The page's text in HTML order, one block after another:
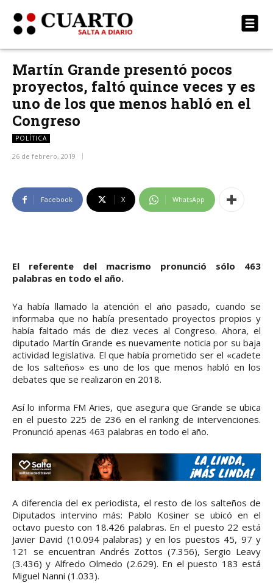
Martín Grande presentó pocos
proyectos, faltó quince veces y es
uno de los que menos habló en el
Congreso
POLÍTICA
26 de febrero, 2019
Facebook X WhatsApp
El referente del macrismo pronunció sólo 463
palabras en todo el año.
Ya había llamado la atención el año pasado, cuando se
informaba que no había presentado proyectos propios y
había faltado más de diez veces al Congreso. Ahora, el
diputado Martín Grande es nuevamente noticia por su baja
actividad legislativa. El que había prometido ser el «cadete
de los salteños» es uno de los que menos habló en los
debates que se realizaron en 2018.
Así lo informa FM Aries, que asegura que Grande se ubica
en el puesto 225 de 236 en el ranking de intervenciones.
Pronunció apenas 463 palabras en todo el año.
A diferencia del ex periodista, el resto de los salteños de
Diputados intervino más: Pablo Kosiner se ubicó en el
octavo puesto con 18.426 palabras. En el puesto 22 está
Javier David (10.094 palabras) y en los puestos 45, 97 y
121 se encuentran Andrés Zottos (7.356), Sergio Leavy
(3.436) y Alfredo Olmedo (2.629). En el puesto 183 está
Miguel Nanni (1.033).